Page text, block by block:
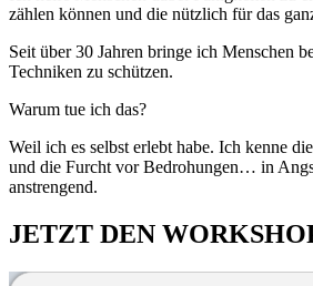
zählen können und die nützlich für das
Seit über 30 Jahren bringe ich Menschen
Techniken zu schützen.
Warum tue ich das?
Weil ich es selbst erlebt habe. Ich kenne
und die Furcht vor Bedrohungen… in
anstrengend.
JETZT DEN